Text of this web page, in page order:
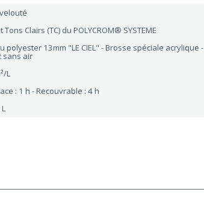
Tons Clairs (TC) du POLYCROM® SYSTEME
polyester 13mm "LE CIEL" - Brosse spéciale acrylique -
sans air
L
: 1 h - Recouvrable : 4 h